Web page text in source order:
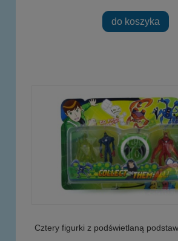
do koszyka
Cztery figurki z podświetlaną